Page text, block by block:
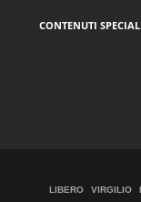
CONTENUTI
LIBERO VIRGILIO